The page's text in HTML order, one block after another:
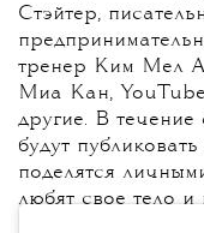
Стэйтер,
тренер Ким Мел
Миа Кан,
другие. В
будут
поделятся
любят свое тело и